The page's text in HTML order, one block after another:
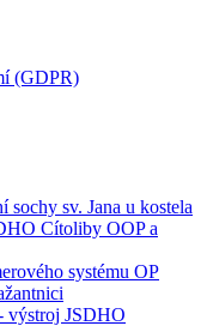
(GDPR)
sochy sv. Jana u kostela
Cítoliby OOP a
systému OP
výstroj JSDHO